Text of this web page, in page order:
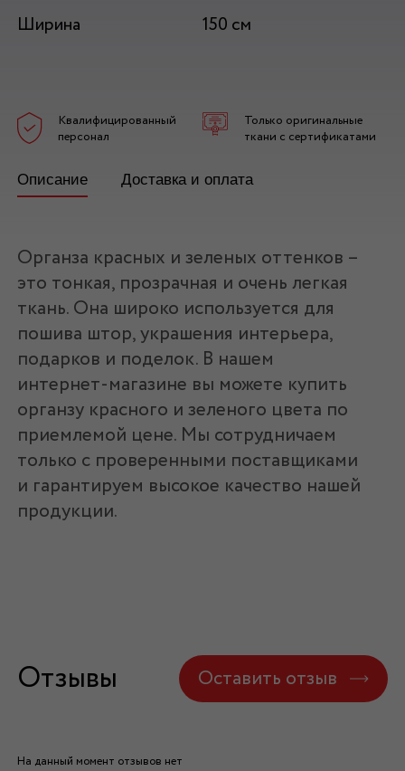
Ширина
150 см
Квалифицированный
персонал
Только оригинальные
ткани с сертификатами
Описание Доставка и оплата
Органза красных и зеленых оттенков –
это тонкая, прозрачная и очень легкая
ткань. Она широко используется для
пошива штор, украшения интерьера,
подарков и поделок. В нашем
интернет-магазине вы можете купить
органзу красного и зеленого цвета по
приемлемой цене. Мы сотрудничаем
только с проверенными поставщиками
и гарантируем высокое качество нашей
продукции.
Отзывы Оставить отзыв
На данный момент отзывов нет